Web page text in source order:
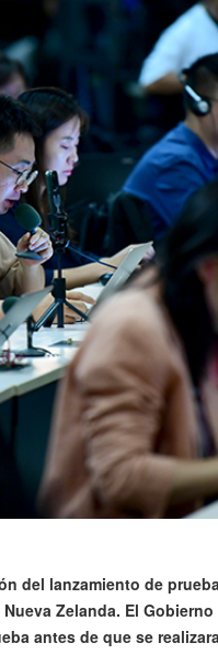
del lanzamiento de
Zelanda. El
antes de que se